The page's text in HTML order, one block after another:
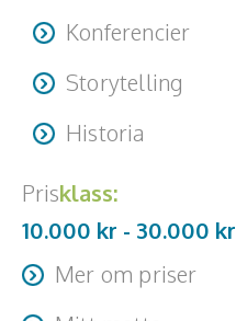
Konferencier
Storytelling
Historia
Prisklass:
10.000 kr - 30.000 kr
Mer om priser
Resa + logi tillkommer.